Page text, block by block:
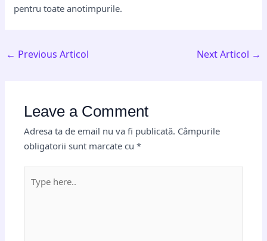
pentru toate anotimpurile.
← Previous Articol Next Articol →
Leave a Comment
Adresa ta de email nu va fi publicată. Câmpurile
obligatorii sunt marcate cu*
here..